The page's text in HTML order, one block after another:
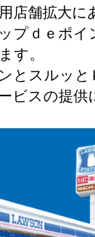
店舗拡大
プｄｅポ
す。
とスルッと
ビスの提